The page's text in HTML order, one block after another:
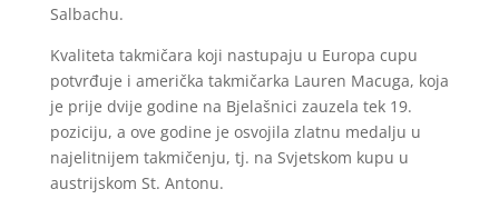
Salbachu.
Kvaliteta takmičara koji nastupaju u Europa cupu
potvrđuje i američka takmičarka Lauren Macuga, koja
je prije dvije godine na Bjelašnici zauzela tek 19.
poziciju, a ove godine je osvojila zlatnu medalju u
najelitnijem takmičenju, tj. na Svjetskom kupu u
austrijskom St. Antonu.